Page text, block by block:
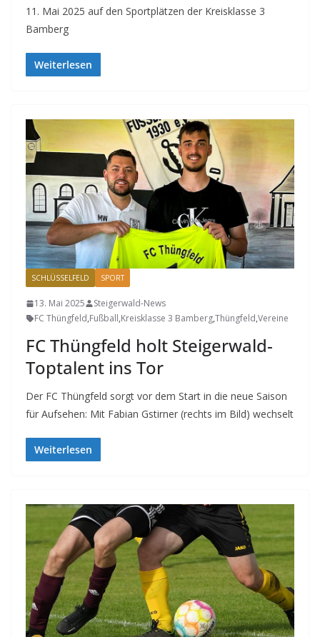
11. Mai 2025 auf den Sportplätzen der Kreisklasse 3
Bamberg
Weiterlesen
SCHLÜSSELFELD SPORT
13. Mai 2025
Steigerwald-News
FC Thüngfeld,Fußball,Kreisklasse 3 Bamberg,Thüngfeld,Vereine
FC Thüngfeld holt Steigerwald-
Toptalent ins Tor
Der FC Thüngfeld sorgt vor dem Start in die neue Saison
für Aufsehen: Mit Fabian Gstirner (rechts im Bild) wechselt
Weiterlesen